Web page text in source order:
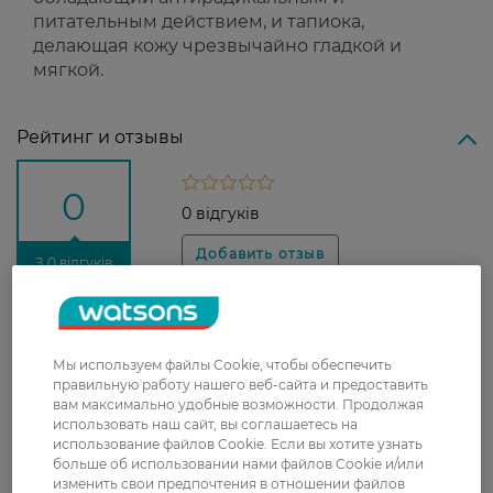
питательным действием, и тапиока,
делающая кожу чрезвычайно гладкой и
мягкой.
Рейтинг и отзывы
0
З 0 відгуків
0 відгуків
Доставка
Новая почта
В отделение Новой почты - 99 грн, бесплатно
от 699 грн
Укрпочта
Мы используем файлы Cookie, чтобы обеспечить
правильную работу нашего веб-сайта и предоставить
вам максимально удобные возможности. Продолжая
использовать наш сайт, вы соглашаетесь на
использование файлов Cookie. Если вы хотите узнать
больше об использовании нами файлов Cookie и/или
изменить свои предпочтения в отношении файлов